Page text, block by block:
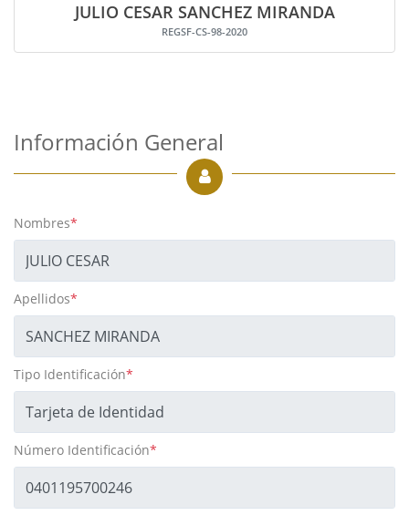
JULIO CESAR SANCHEZ MIRANDA
REGSF-CS-98-2020
Información General
Nombres*
Apellidos*
Tipo Identificación*
Número Identificación*